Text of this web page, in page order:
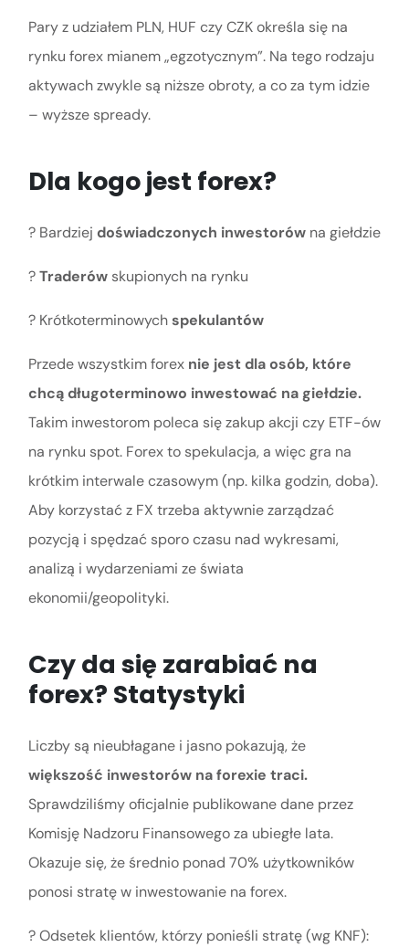
Pary z udziałem PLN, HUF czy CZK określa się na
rynku forex mianem „egzotycznym”. Na tego rodzaju
aktywach zwykle są niższe obroty, a co za tym idzie
– wyższe spready.
Dla kogo jest forex?
? Bardziej doświadczonych inwestorówna giełdzie
?Traderówskupionych na rynku
? Krótkoterminowychspekulantów
Przede wszystkim forexnie jest dla osób, które
chcą długoterminowo inwestować na giełdzie.
Takim inwestorom poleca się zakup akcji czy ETF-ów
na rynku spot. Forex to spekulacja, a więc gra na
krótkim interwale czasowym (np. kilka godzin, doba).
Aby korzystać z FX trzeba aktywnie zarządzać
pozycją i spędzać sporo czasu nad wykresami,
analizą i wydarzeniami ze świata
ekonomii/geopolityki.
Czy da się zarabiać na
forex? Statystyki
Liczby są nieubłagane i jasno pokazują, że
większość inwestorów na forexie traci.
Sprawdziliśmy oficjalnie publikowane dane przez
Komisję Nadzoru Finansowego za ubiegłe lata.
Okazuje się, że średnio ponad 70% użytkowników
ponosi stratę w inwestowanie na forex.
? Odsetek klientów, którzy ponieśli stratę (wg KNF):